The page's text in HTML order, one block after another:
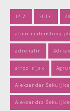
14.2. 2013.
abnormalnostima
adrenalin
afrodizijak
Aleksandar Šekuljica
Aleksandra